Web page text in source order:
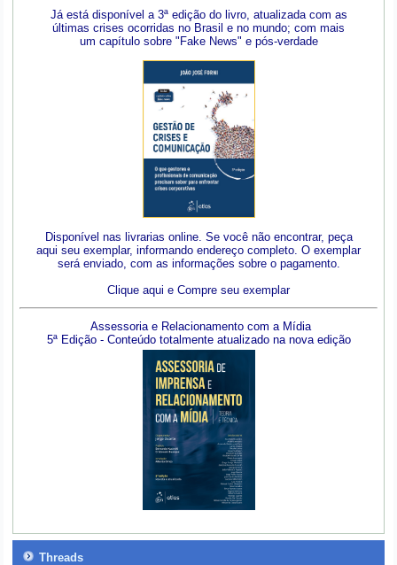
Já está disponível a 3ª edição do livro, atualizada com as
últimas crises ocorridas no Brasil e no mundo; com mais
um capítulo sobre "Fake News" e pós-verdade
Disponível nas livrarias online. Se você não encontrar, peça
aqui seu exemplar, informando endereço completo. O exemplar
será enviado, com as informações sobre o pagamento.
Clique aqui e Compre seu exemplar
Assessoria e Relacionamento com a Mídia
5ª Edição - Conteúdo totalmente atualizado na nova edição
Threads